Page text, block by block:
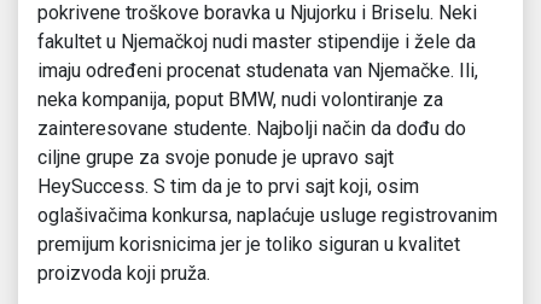
pokrivene troškove boravka u Njujorku i Briselu. Neki
fakultet u Njemačkoj nudi master stipendije i žele da
imaju određeni procenat studenata van Njemačke. Ili,
neka kompanija, poput BMW, nudi volontiranje za
zainteresovane studente. Najbolji način da dođu do
ciljne grupe za svoje ponude je upravo sajt
HeySuccess. S tim da je to prvi sajt koji, osim
oglašivačima konkursa, naplaćuje usluge registrovanim
premijum korisnicima jer je toliko siguran u kvalitet
proizvoda koji pruža.